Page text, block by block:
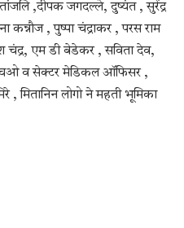
,दीपक जगदल्ले, दुष्यंत , सुरेंद्र
कन्नौज , पुष्पा चंद्राकर , परस राम
चंद्र, एम डी बेडेकर , सविता देव,
व सेक्टर मेडिकल ऑफिसर ,
, मितानिन लोगो ने महती भूमिका